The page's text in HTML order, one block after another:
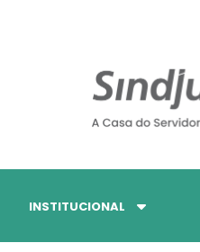
INSTITUCIONAL